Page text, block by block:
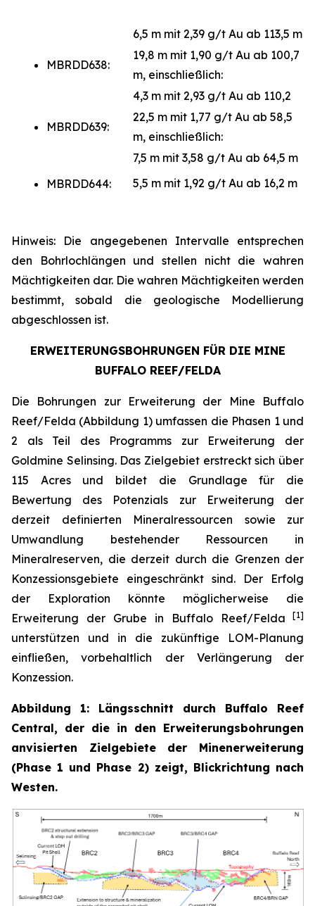
6,5 m mit 2,39 g/t Au ab 113,5 m
MBRDD638:
19,8 m mit 1,90 g/t Au ab 100,7
m, einschließlich:
4,3 m mit 2,93 g/t Au ab 110,2
MBRDD639:
22,5 m mit 1,77 g/t Au ab 58,5
m, einschließlich:
7,5 m mit 3,58 g/t Au ab 64,5 m
MBRDD644:
5,5 m mit 1,92 g/t Au ab 16,2 m
Hinweis: Die angegebenen Intervalle entsprechen
den Bohrlochlängen und stellen nicht die wahren
Mächtigkeiten dar. Die wahren Mächtigkeiten werden
bestimmt, sobald die geologische Modellierung
abgeschlossen ist.
ERWEITERUNGSBOHRUNGEN FÜR DIE MINE
BUFFALO REEF/FELDA
Die Bohrungen zur Erweiterung der Mine Buffalo
Reef/Felda (Abbildung 1) umfassen die Phasen 1 und
2 als Teil des Programms zur Erweiterung der
Goldmine Selinsing. Das Zielgebiet erstreckt sich über
115 Acres und bildet die Grundlage für die
Bewertung des Potenzials zur Erweiterung der
derzeit definierten Mineralressourcen sowie zur
Umwandlung bestehender Ressourcen in
Mineralreserven, die derzeit durch die Grenzen der
Konzessionsgebiete eingeschränkt sind. Der Erfolg
der Exploration könnte möglicherweise die
Erweiterung der Grube in Buffalo Reef/Felda [1]
unterstützen und in die zukünftige LOM-Planung
einfließen, vorbehaltlich der Verlängerung der
Konzession.
Abbildung 1: Längsschnitt durch Buffalo Reef
Central, der die in den Erweiterungsbohrungen
anvisierten Zielgebiete der Minenerweiterung
(Phase 1 und Phase 2) zeigt, Blickrichtung nach
Westen.